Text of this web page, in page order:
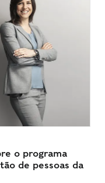
o programa
de pessoas da